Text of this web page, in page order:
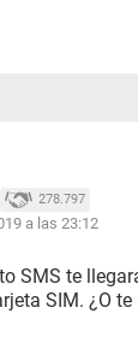
278.797
a las 23:12
SMS te
SIM. ¿O te